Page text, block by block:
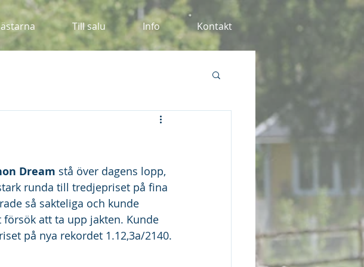
Till salu Info Kontakt
Dream stå över dagens lopp,
runda till tredjepriset på fina
så sakteliga och kunde
att ta upp jakten. Kunde
på nya rekordet 1.12,3a/2140.